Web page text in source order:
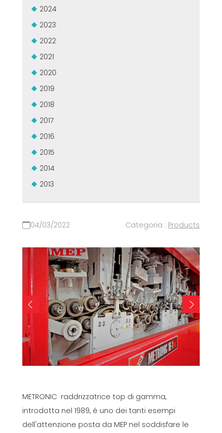
2024
2023
2022
2021
2020
2019
2018
2017
2016
2015
2014
2013
04/03/2022 Categoria : Products
METRONIC raddrizzatrice top di gamma,
introdotta nel 1989, é uno dei tanti esempi
dell'attenzione posta da MEP nel soddisfare le